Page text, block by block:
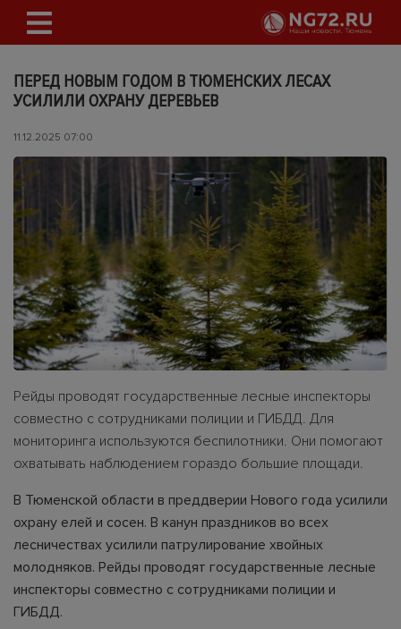
ПЕРЕД НОВЫМ ГОДОМ В ТЮМЕНСКИХ ЛЕСАХ
УСИЛИЛИ ОХРАНУ ДЕРЕВЬЕВ
11.12.2025 07:00
Рейды проводят государственные лесные инспекторы
совместно с сотрудниками полиции и ГИБДД. Для
мониторинга используются беспилотники. Они помогают
охватывать наблюдением гораздо большие площади.
В Тюменской области в преддверии Нового года усилили
охрану елей и сосен. В канун праздников во всех
лесничествах усилили патрулирование хвойных
молодняков. Рейды проводят государственные лесные
инспекторы совместно с сотрудниками полиции и
ГИБДД.